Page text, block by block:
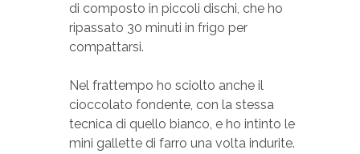
di composto in piccoli dischi, che ho
ripassato 30 minuti in frigo per
compattarsi.
Nel frattempo ho sciolto anche il
cioccolato fondente, con la stessa
tecnica di quello bianco, e ho intinto le
mini gallette di farro una volta indurite.